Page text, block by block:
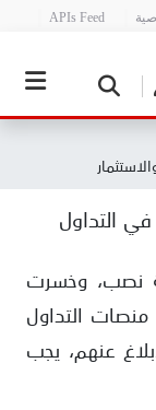
APIs Feed
التداول
نصب، وخسرت
التداول
عنهم، يجب